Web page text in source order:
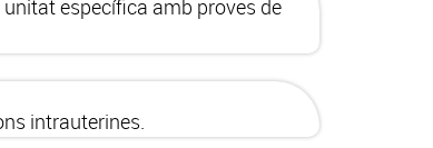
específica amb proves de
intrauterines.